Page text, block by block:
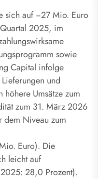
sich auf −27 Mio. Euro
2025, im
sowie
Capital infolge
und
Umsätze zum
zum 31. März 2026
dem Niveau zum
Euro). Die
leicht auf
28,0 Prozent).